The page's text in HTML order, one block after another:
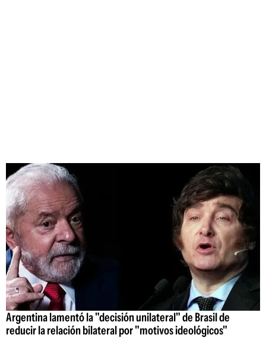
Argentina lamentó la "decisión unilateral" de Brasil de
reducir la relación bilateral por "motivos ideológicos"